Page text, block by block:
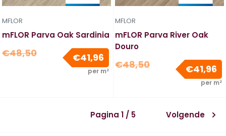
MFLOR
mFLOR Parva Oak Sardinia
Normale
€48,50 Verkoopprijs
€41,96
per m²
MFLOR
mFLOR Parva River Oak
Douro
Normale
€48,50 €41,96
per m²
Pagina 1 / 5 Volgende